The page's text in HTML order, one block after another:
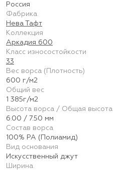
Россия
Фабрика
Нева Тафт
Коллекция
Аркадия 600
Класс износостойкости
33
Вес ворса (Плотность)
600 г/м2
Общий вес
1 385г/м2
Высота ворса / Общая высота
6.00 / 7.50 мм
Состав ворса
100% PA (Полиамид)
Вид основания
Искусственный джут
Ширина